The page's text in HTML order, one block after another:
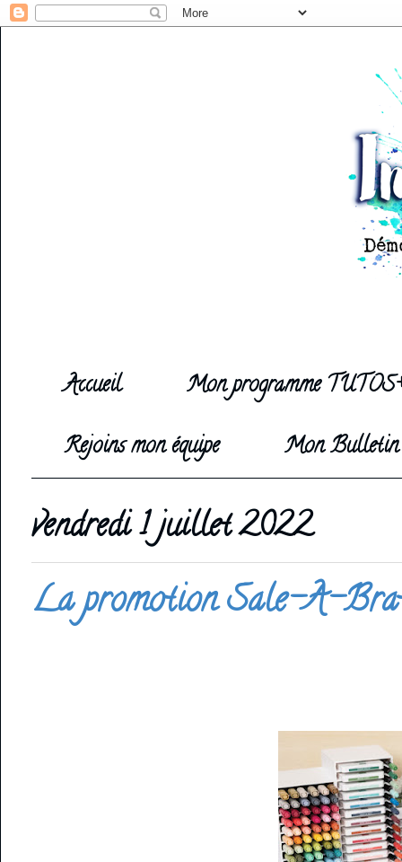
Accueil
Mon programme
Rejoins mon équipe
Mon
vendredi 1 juillet 2022
La promotion Sale-A-